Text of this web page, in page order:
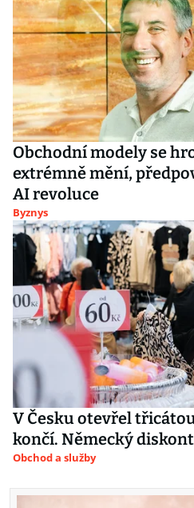
Obchodní modely se
extrémně mění,
AI revoluce
Byznys
V Česku otevřel
končí. Německý
Obchod a služby